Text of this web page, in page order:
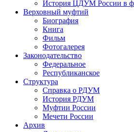
История ЦДУМ России в
Верховный муфтий
Биография
Книга
Фильм
Фотогалерея
Законодательство
Федеральное
Республиканское
Структура
Справка о РДУМ
История РДУМ
Муфтии России
Мечети России
Архив